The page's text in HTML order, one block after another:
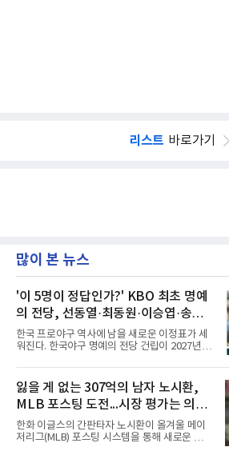
리스트 바로가기
많이 본 뉴스
'이 5명이 정답인가?' KBO 최초 명예
의 전당, 선동열·최동원·이승엽·송진
우·김응용을 둘러싼 논쟁
한국 프로야구 역사에 남을 새로운 이정표가 세
워진다. 한국야구 명예의 전당 건립이 2027년으
문으로 향하고 있다. "누가 한국 야구 최초의 명
예의 전당 헌액자가 될 것인가?"현재 가장 많이
거론되는 후보군은 선동열, 최동원, 이승엽, 송
진우, 그리고 김응용 감독이다. 한국 야구의 시
대별 상징성과 업적을 고려하면 충분히 설득력
있는 이름들이다.선동열은 한국 야구가 배출한
최고의 투수로 평가받는다. 해태 시절 통산 146
잃을 게 없는 307억의 남자 노시환,
MLB 포스팅 도전...시장 평가는 의외
일 수 있어
한화 이글스의 간판타자 노시환이 올겨울 메이
저리그(MLB) 포스팅 시스템을 통해 새로운 도전